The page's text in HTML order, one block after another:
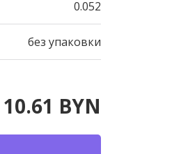
0.052
без упаковки
10.61 BYN